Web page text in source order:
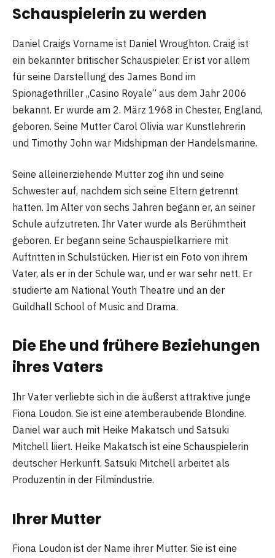
Schauspielerin zu werden
Daniel Craigs Vorname ist Daniel Wroughton. Craig ist
ein bekannter britischer Schauspieler. Er ist vor allem
für seine Darstellung des James Bond im
Spionagethriller „Casino Royale“ aus dem Jahr 2006
bekannt. Er wurde am 2. März 1968 in Chester, England,
geboren. Seine Mutter Carol Olivia war Kunstlehrerin
und Timothy John war Midshipman der Handelsmarine.
Seine alleinerziehende Mutter zog ihn und seine
Schwester auf, nachdem sich seine Eltern getrennt
hatten. Im Alter von sechs Jahren begann er, an seiner
Schule aufzutreten. Ihr Vater wurde als Berühmtheit
geboren. Er begann seine Schauspielkarriere mit
Auftritten in Schulstücken. Hier ist ein Foto von ihrem
Vater, als er in der Schule war, und er war sehr nett. Er
studierte am National Youth Theatre und an der
Guildhall School of Music and Drama.
Die Ehe und frühere Beziehungen
ihres Vaters
Ihr Vater verliebte sich in die äußerst attraktive junge
Fiona Loudon. Sie ist eine atemberaubende Blondine.
Daniel war auch mit Heike Makatsch und Satsuki
Mitchell liiert. Heike Makatsch ist eine Schauspielerin
deutscher Herkunft. Satsuki Mitchell arbeitet als
Produzentin in der Filmindustrie.
Ihrer Mutter
Fiona Loudon ist der Name ihrer Mutter. Sie ist eine